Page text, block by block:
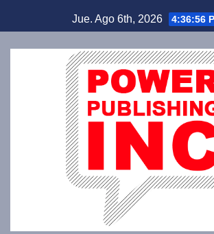
al
contenido
Jue. Ago 6th, 2026 4:36:57